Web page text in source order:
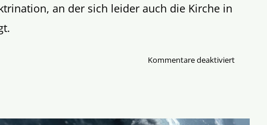
an der sich leider auch die Kirche in
Kommentare deaktiviertfür